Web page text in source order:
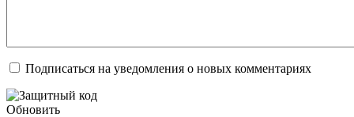
Подписаться на уведомления о новых комментариях
Обновить